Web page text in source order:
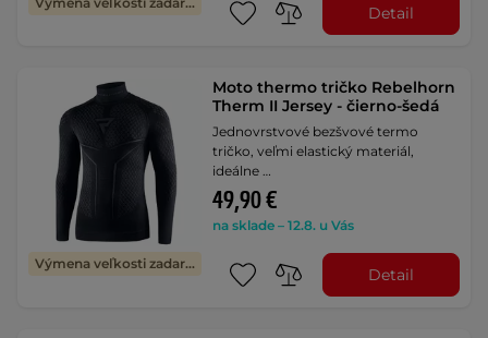
Detail
Výmena veľkosti zadarmo
Moto thermo tričko Rebelhorn
Therm II Jersey - čierno-šedá
Jednovrstvové bezšvové termo
tričko, veľmi elastický materiál,
ideálne …
49,90 €
na sklade – 12.8. u Vás
Detail